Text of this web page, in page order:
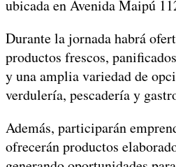
ubicada en Avenida Maipú
Durante la jornada habrá
productos frescos,
y una amplia variedad de
verdulería, pescadería y
Además, participarán
ofrecerán productos